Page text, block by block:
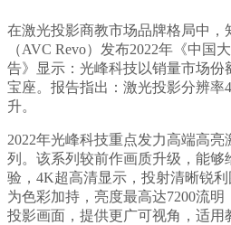
在激光投影商教市场品牌格局中，
（AVC Revo）发布2022年《中国
告》显示：光峰科技以销量市场份
宝座。报告指出：激光投影分辨率
升。
2022年光峰科技重点发力高端高
列。该系列较前作画质升级，能够
验，4K超高清显示，投射清晰锐
为色彩加持，亮度最高达7200流明
投影画面，提供更广可视角，适用